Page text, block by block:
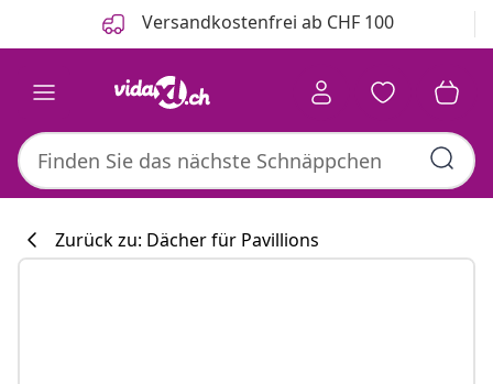
Versandkostenfrei ab CHF 100
Zurück zu: Dächer für Pavillions